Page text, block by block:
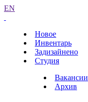
EN
Новое
Инвентарь
Задизайнено
Студия
Вакансии
Архив